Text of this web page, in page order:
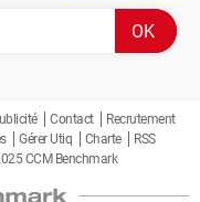
Contact
Recrutement
Gérer Utiq Charte
RSS
CCM Benchmark